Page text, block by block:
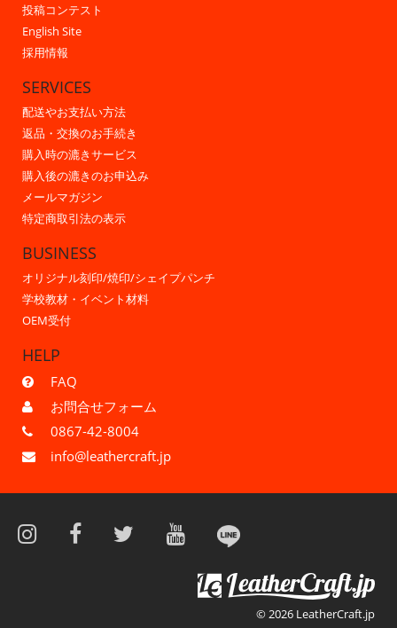
投稿コンテスト
English Site
採用情報
SERVICES
配送やお支払い方法
返品・交換のお手続き
購入時の漉きサービス
購入後の漉きのお申込み
メールマガジン
特定商取引法の表示
BUSINESS
オリジナル刻印/焼印/シェイプパンチ
学校教材・イベント材料
OEM受付
HELP
FAQ
お問合せフォーム
0867-42-8004
info@leathercraft.jp
© 2026 LeatherCraft.jp